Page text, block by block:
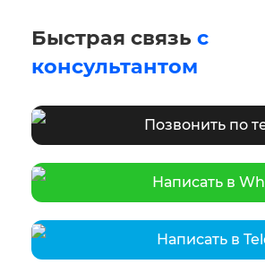
Быстрая связь с
консультантом
Позвонить по
Написать в
Написать в